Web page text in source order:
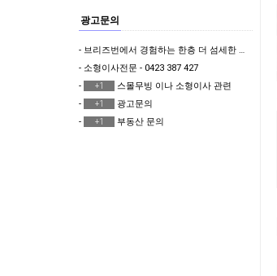
광고문의
- 브리즈번에서 경험하는 한층 더 섬세한 한국식 & 일본식 마사지 테라피 뷰티샵
- 소형이사전문 - 0423 387 427
-
+1
스몰무빙 이나 소형이사 관련
-
+1
광고문의
-
+1 부동산 문의